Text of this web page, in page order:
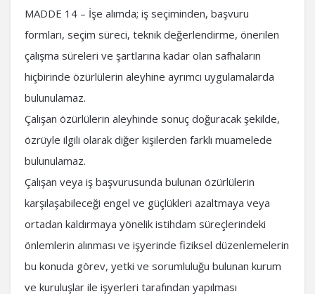
MADDE 14 – İşe alımda; iş seçiminden, başvuru
formları, seçim süreci, teknik değerlendirme, önerilen
çalışma süreleri ve şartlarına kadar olan safhaların
hiçbirinde özürlülerin aleyhine ayrımcı uygulamalarda
bulunulamaz.
Çalışan özürlülerin aleyhinde sonuç doğuracak şekilde,
özrüyle ilgili olarak diğer kişilerden farklı muamelede
bulunulamaz.
Çalışan veya iş başvurusunda bulunan özürlülerin
karşılaşabileceği engel ve güçlükleri azaltmaya veya
ortadan kaldırmaya yönelik istihdam süreçlerindeki
önlemlerin alınması ve işyerinde fiziksel düzenlemelerin
bu konuda görev, yetki ve sorumluluğu bulunan kurum
ve kuruluşlar ile işyerleri tarafından yapılması